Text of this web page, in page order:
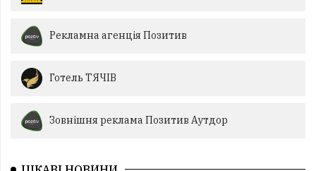
Рекламна агенція Позитив
Готель ТЯЧІВ
Зовнішня реклама Позитив Аутдор